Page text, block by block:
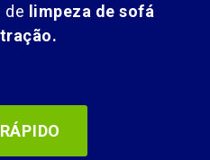
de limpeza de sofá